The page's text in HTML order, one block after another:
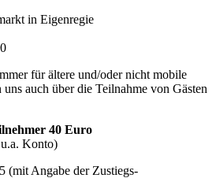
in Eigenregie
für ältere und/oder nicht mobile
auch über die Teilnahme von Gästen
40 Euro
Konto)
(mit Angabe der Zustiegs-